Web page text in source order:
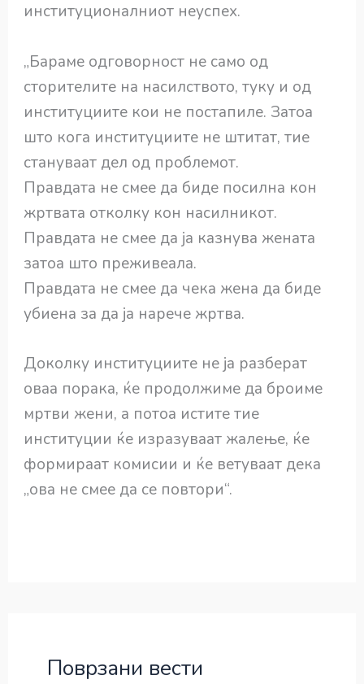
институционалниот неуспех.
„Бараме одговорност не само од
сторителите на насилството, туку и од
институциите кои не постапиле. Затоа
што кога институциите не штитат, тие
стануваат дел од проблемот.
Правдата не смее да биде посилна кон
жртвата отколку кон насилникот.
Правдата не смее да ја казнува жената
затоа што преживеала.
Правдата не смее да чека жена да биде
убиена за да ја нарече жртва.
Доколку институциите не ја разберат
оваа порака, ќе продолжиме да броиме
мртви жени, а потоа истите тие
институции ќе изразуваат жалење, ќе
формираат комисии и ќе ветуваат дека
„ова не смее да се повтори“.
Поврзани вести